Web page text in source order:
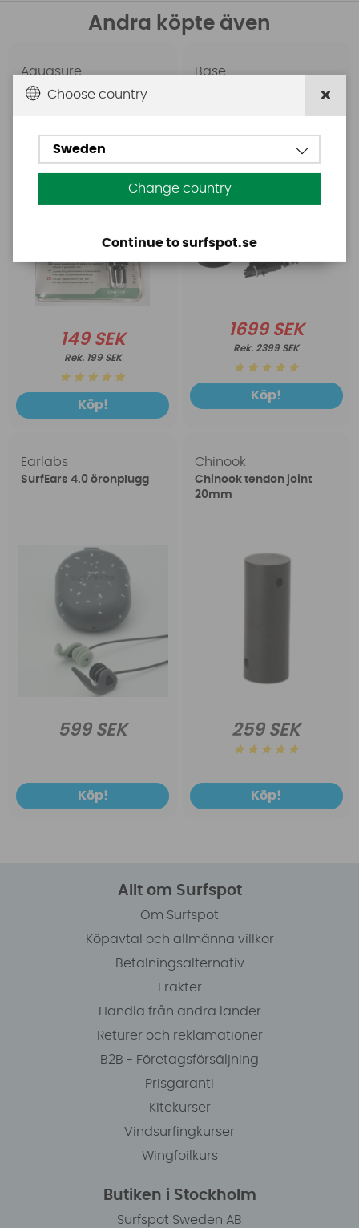
Andra köpte även
Aquasure
Aquasure FD
149 SEK
199 SEK
Köp!
Base
1699 SEK
2399 SEK
Köp!
Earlabs
SurfEars 4.0 öronplugg
599 SEK
Köp!
Chinook
Chinook tendon joint
20mm
259 SEK
Köp!
Allt om Surfspot
Om Surfspot
Köpavtal och allmänna villkor
Betalningsalternativ
Frakter
Handla från andra länder
Returer och reklamationer
B2B - Företagsförsäljning
Prisgaranti
Kitekurser
Vindsurfingkurser
Wingfoilkurs
Butiken i Stockholm
Surfspot Sweden AB
Choose country
Sweden
Change country
Continue to surfspot.se